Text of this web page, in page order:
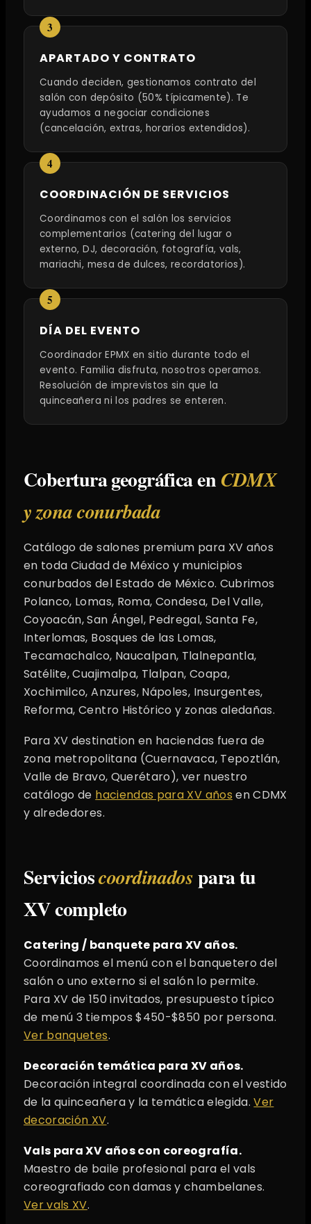
APARTADO Y CONTRATO
Cuando deciden, gestionamos contrato del
salón con depósito (50% típicamente). Te
ayudamos a negociar condiciones
(cancelación, extras, horarios extendidos).
COORDINACIÓN DE SERVICIOS
Coordinamos con el salón los servicios
complementarios (catering del lugar o
externo, DJ, decoración, fotografía, vals,
mariachi, mesa de dulces, recordatorios).
DÍA DEL EVENTO
Coordinador EPMX en sitio durante todo el
evento. Familia disfruta, nosotros operamos.
Resolución de imprevistos sin que la
quinceañera ni los padres se enteren.
Cobertura geográfica en CDMX
y zona conurbada
Catálogo de salones premium para XV años
en toda Ciudad de México y municipios
conurbados del Estado de México. Cubrimos
Polanco, Lomas, Roma, Condesa, Del Valle,
Coyoacán, San Ángel, Pedregal, Santa Fe,
Interlomas, Bosques de las Lomas,
Tecamachalco, Naucalpan, Tlalnepantla,
Satélite, Cuajimalpa, Tlalpan, Coapa,
Xochimilco, Anzures, Nápoles, Insurgentes,
Reforma, Centro Histórico y zonas aledañas.
Para XV destination en haciendas fuera de
zona metropolitana (Cuernavaca, Tepoztlán,
Valle de Bravo, Querétaro), ver nuestro
catálogo de haciendas para XV años en CDMX
y alrededores.
Servicioscoordinadospara tu
XV completo
Catering / banquete para XV años.
Coordinamos el menú con el banquetero del
salón o uno externo si el salón lo permite.
Para XV de 150 invitados, presupuesto típico
de menú 3 tiempos $450-$850 por persona.
Ver banquetes.
Decoración temática para XV años.
Decoración integral coordinada con el vestido
de la quinceañera y la temática elegida.Ver
decoración XV.
Vals para XV años con coreografía.
Maestro de baile profesional para el vals
coreografiado con damas y chambelanes.
Ver vals XV.